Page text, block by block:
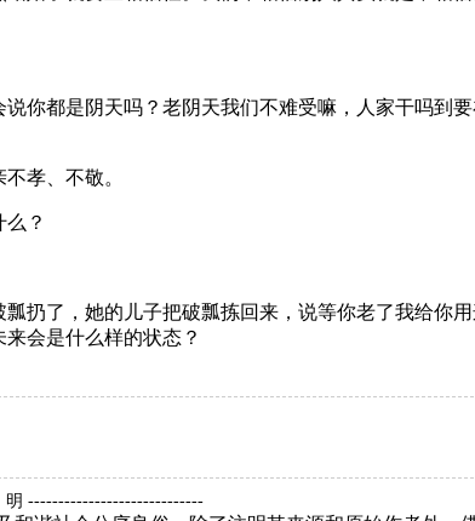
你都是阴天吗？老阴天我们不难受嘛，人家干吗到
孝、不敬。
？
扔了，她的儿子把破瓢拣回来，说等你老了我给你
会是什么样的状态？
-----------------------------